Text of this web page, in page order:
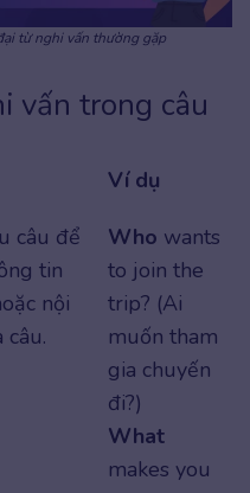
từ nghi vấn thường gặp
vấn trong câu
Ví dụ
câu để
tin
nội
câu.
Who wants
to join the
trip? (Ai
muốn tham
gia chuyến
đi?)
What
makes you